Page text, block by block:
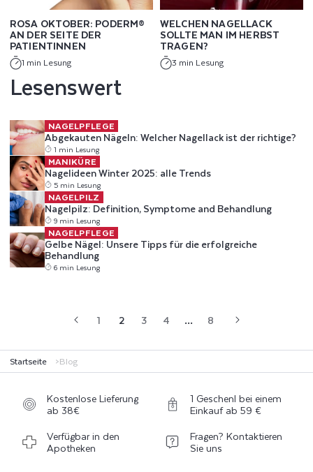
ROSA OKTOBER: PODERM®
AN DER SEITE DER
PATIENTINNEN
1 min Lesung
WELCHEN NAGELLACK
SOLLTE MAN IM HERBST
TRAGEN?
3 min Lesung
Lesenswert
NAGELPFLEGE
Abgekauten Nägeln: Welcher Nagellack ist der richtige?
1 min Lesung
Abgekauten Nägeln: Welcher Nagellack ist der richtige?
MANIKÜRE
Nagelideen Winter 2025: alle Trends
5 min Lesung
Nagelideen Winter 2025: alle Trends
NAGELPILZ
Nagelpilz: Definition, Symptome and Behandlung
9 min Lesung
Nagelpilz: Definition, Symptome and Behandlung
NAGELPFLEGE
Gelbe Nägel: Unsere Tipps für die erfolgreiche
Behandlung
6 min Lesung
Gelbe Nägel: Unsere Tipps für die erfolgreiche Behandlung
1 2 3 4 … 8
Startseite Blog
Kostenlose Lieferung
ab 38€
1 Geschenl bei einem
Einkauf ab 59 €
Verfügbar in den
Apotheken
Fragen? Kontaktieren
Sie uns